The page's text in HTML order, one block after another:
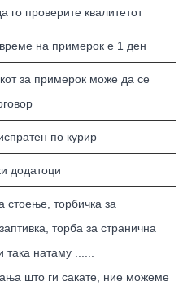
го проверите квалитетот
на примерок е 1 ден
за примерок може да се
по курир
додатоци
стоење, торбичка за
торба за странична
така натаму ......
што ги сакате, ние можеме